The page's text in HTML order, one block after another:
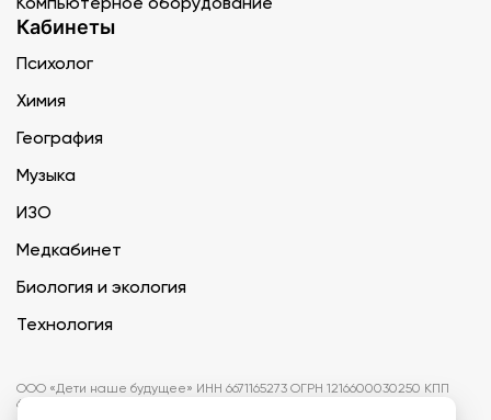
Кабинеты
Психолог
Химия
География
Музыка
ИЗО
Медкабинет
Биология и экология
Технология
ООО «Дети наше будущее» ИНН 6671165273 ОГРН 1216600030250 КПП
667101001 БИК 046577674